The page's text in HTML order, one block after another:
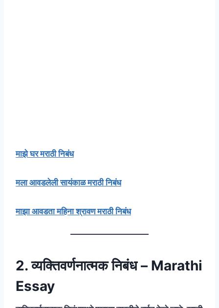
माझे घर मराठी निबंध
मला आवडलेली सायंकाळ मराठी निबंध
माझा आवडता महिना श्रावण मराठी निबंध
2. व्यक्तिवर्णनात्मक निबंध – Marathi
Essay